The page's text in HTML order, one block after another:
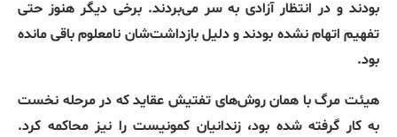
بودند و در انتظار آزادی به سر می‌بردند. برخی دیگر هنوز حتی
تفهیم اتهام نشده بودند و دلیل بازداشت‌شان نامعلوم باقی مانده
بود.
هیئت مرگ با همان روش‌های تفتیش عقاید که در مرحله نخست
به کار گرفته شده بود، زندانیان کمونیست را نیز محاکمه کرد.